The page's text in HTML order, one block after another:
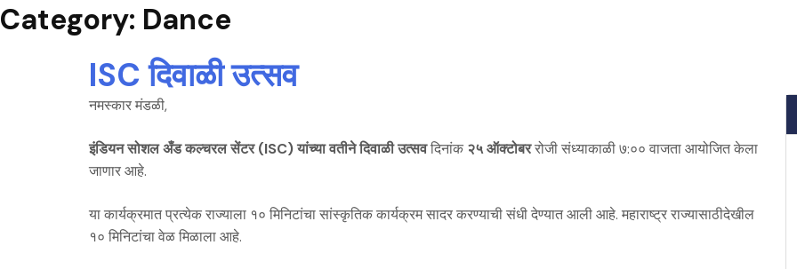
Category: Dance
ISC दिवाळी उत्सव
नमस्कार मंडळी,
इंडियन सोशल अँड कल्चरल सेंटर (ISC) यांच्या वतीने दिवाळी उत्सवदिनांक २५ ऑक्टोबररोजी संध्याकाळी ७:०० वाजता आयोजित केला
जाणार आहे.
या कार्यक्रमात प्रत्येक राज्याला १० मिनिटांचा सांस्कृतिक कार्यक्रम सादर करण्याची संधी देण्यात आली आहे. महाराष्ट्र राज्यासाठीदेखील
१० मिनिटांचा वेळ मिळाला आहे.